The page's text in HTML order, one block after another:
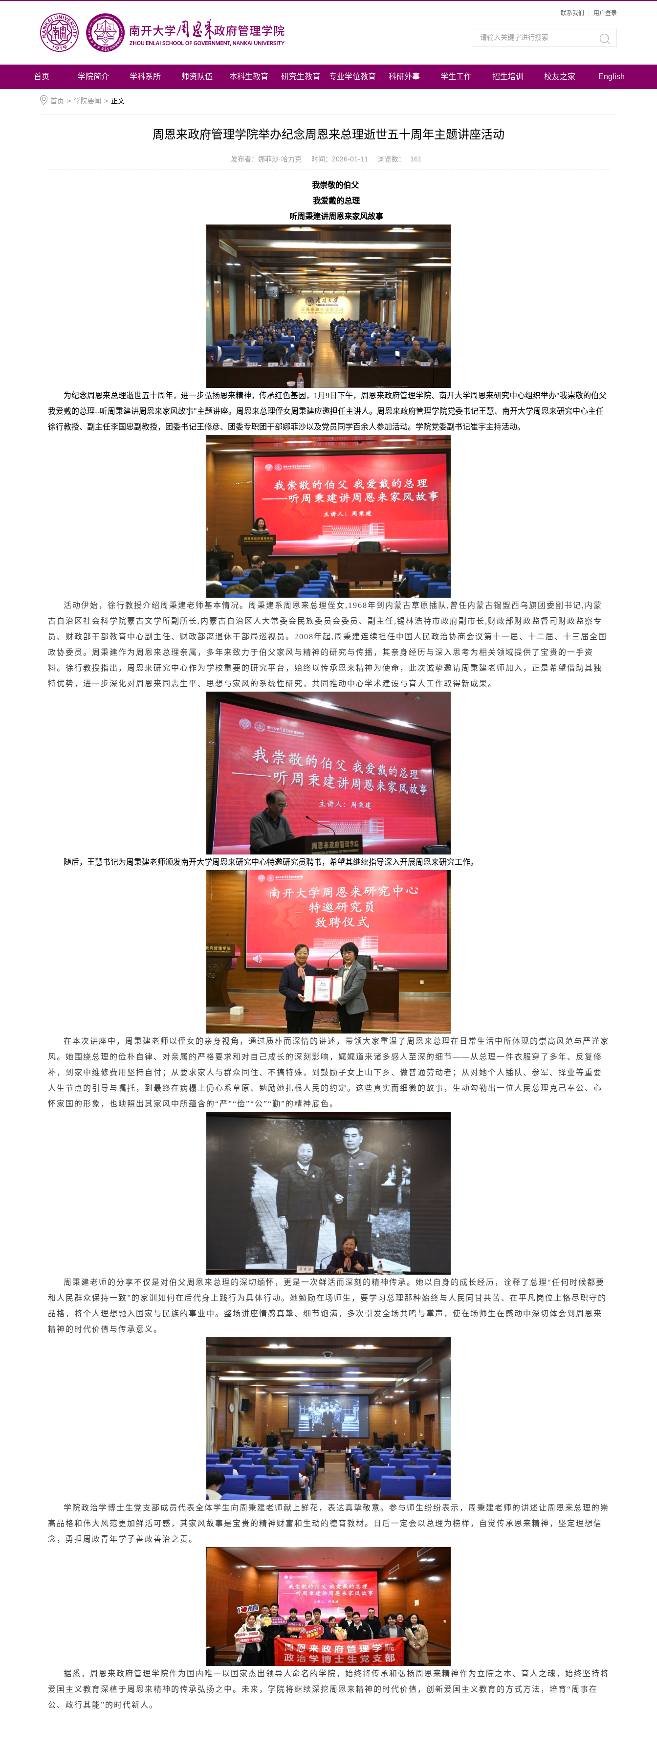
联系我们 用户登录
首页 学院简介 学科系所 师资队伍 本科生教育 研究生教育 专业学位教育 科研外事 学生工作 招生培训 校友之家 English
首页 > 学院要闻 > 正文
周恩来政府管理学院举办纪念周恩来总理逝世五十周年主题讲座活动
发布者：娜菲沙·哈力克 时间：2026-01-11 浏览数： 161
我崇敬的伯父
我爱戴的总理
听周秉建讲周恩来家风故事
为纪念周恩来总理逝世五十周年，进一步弘扬恩来精神，传承红色基因，1月9日下午，周恩来政府管理学院、南开大学周恩来研究中心组织举办"我崇敬的伯父
我爱戴的总理--听周秉建讲周恩来家风故事"主题讲座。周恩来总理侄女周秉建应邀担任主讲人。周恩来政府管理学院党委书记王慧、南开大学周恩来研究中心主任
徐行教授、副主任李国忠副教授，团委书记王修彦、团委专职团干部娜菲沙以及党员同学百余人参加活动。学院党委副书记崔宇主持活动。
活动伊始，徐行教授介绍周秉建老师基本情况。周秉建系周恩来总理侄女,1968年到内蒙古草原插队,曾任内蒙古锡盟西乌旗团委副书记,内蒙
古自治区社会科学院蒙古文学所副所长,内蒙古自治区人大常委会民族委员会委员、副主任,锡林浩特市政府副市长,财政部财政监督司财政监察专
员、财政部干部教育中心副主任、财政部离退休干部局巡视员。2008年起,周秉建连续担任中国人民政治协商会议第十一届、十二届、十三届全国
政协委员。周秉建作为周恩来总理亲属，多年来致力于伯父家风与精神的研究与传播，其亲身经历与深入思考为相关领域提供了宝贵的一手资
料。徐行教授指出，周恩来研究中心作为学校重要的研究平台，始终以传承恩来精神为使命，此次诚挚邀请周秉建老师加入，正是希望借助其独
特优势，进一步深化对周恩来同志生平、思想与家风的系统性研究，共同推动中心学术建设与育人工作取得新成果。
随后，王慧书记为周秉建老师颁发南开大学周恩来研究中心特邀研究员聘书，希望其继续指导深入开展周恩来研究工作。
在本次讲座中，周秉建老师以侄女的亲身视角，通过质朴而深情的讲述，带领大家重温了周恩来总理在日常生活中所体现的崇高风范与严谨家
风。她围绕总理的俭朴自律、对亲属的严格要求和对自己成长的深刻影响，娓娓道来诸多感人至深的细节——从总理一件衣服穿了多年、反复修
补，到家中维修费用坚持自付；从要求家人与群众同住、不搞特殊，到鼓励子女上山下乡、做普通劳动者；从对她个人插队、参军、择业等重要
人生节点的引导与嘱托，到最终在病榻上仍心系草原、勉励她扎根人民的约定。这些真实而细微的故事，生动勾勒出一位人民总理克己奉公、心
怀家国的形象，也映照出其家风中所蕴含的“严”“俭”“公”“勤”的精神底色。
周秉建老师的分享不仅是对伯父周恩来总理的深切缅怀，更是一次鲜活而深刻的精神传承。她以自身的成长经历，诠释了总理“任何时候都要
和人民群众保持一致”的家训如何在后代身上践行为具体行动。她勉励在场师生，要学习总理那种始终与人民同甘共苦、在平凡岗位上恪尽职守的
品格，将个人理想融入国家与民族的事业中。整场讲座情感真挚、细节饱满，多次引发全场共鸣与掌声，使在场师生在感动中深切体会到周恩来
精神的时代价值与传承意义。
学院政治学博士生党支部成员代表全体学生向周秉建老师献上鲜花，表达真挚敬意。参与师生纷纷表示，周秉建老师的讲述让周恩来总理的崇
高品格和伟大风范更加鲜活可感，其家风故事是宝贵的精神财富和生动的德育教材。日后一定会以总理为榜样，自觉传承恩来精神，坚定理想信
念，勇担周政青年学子善政善治之责。
据悉，周恩来政府管理学院作为国内唯一以国家杰出领导人命名的学院，始终将传承和弘扬周恩来精神作为立院之本、育人之魂，始终坚持将
爱国主义教育深植于周恩来精神的传承弘扬之中。未来，学院将继续深挖周恩来精神的时代价值，创新爱国主义教育的方式方法，培育“周事在
公、政行其能”的时代新人。